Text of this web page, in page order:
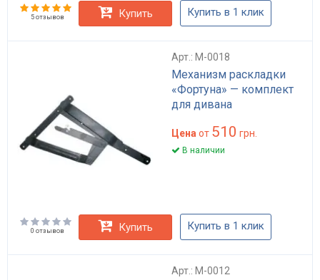
5 отзывов Купить Купить в 1 клик
Арт.: M-0018
Механизм раскладки
«Фортуна» — комплект
для дивана
Цена от 510 грн.
В наличии
0 отзывов Купить Купить в 1 клик
Арт.: M-0012